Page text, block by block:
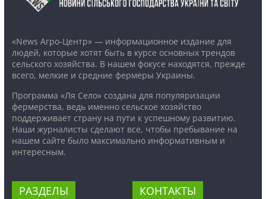
«News Агро-Центр» — информационное издание для
людей, которые хотят быть в курсе основных трендов
сельского хозяйства. В нашем фокусе находятся, прежде
всего, мелкие и средние фермеры Украины.
Программа «Ля Село» создана для популяризации
фермерства, ведь именно сельское хозяйство
поддерживает страну на пути к успешному развитию.
Наши журналисты сделают все, чтобы пребывание на
нашем сайте было максимально информативным и
интересным.
РАЗДЕЛЫ КОНТАКТЫ